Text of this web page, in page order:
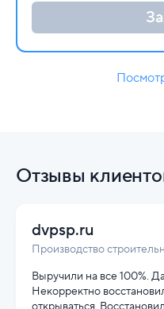
Отзывы
dvpsp.ru
Производство
Выручили на все 100%.
Некорректно